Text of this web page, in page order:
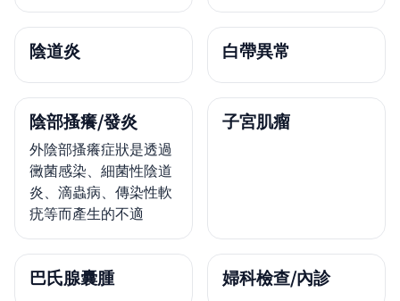
陰道炎 白帶異常
陰部搔癢/發炎
外陰部搔癢症狀是透過
黴菌感染、細菌性陰道
炎、滴蟲病、傳染性軟
疣等而產生的不適
子宮肌瘤
巴氏腺囊腫 婦科檢查/內診